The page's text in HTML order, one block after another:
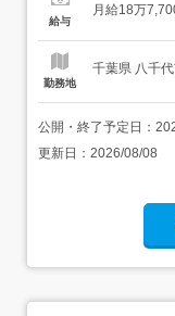
ルジ手当
給与
月給18万
勤務地
千葉県 八千
公開・終了予定日：
更新日： 2026/08/08